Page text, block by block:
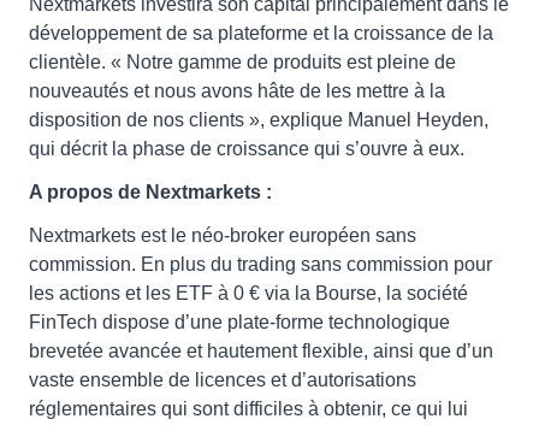
développement de sa plateforme et la croissance de la
clientèle. « Notre gamme de produits est pleine de
nouveautés et nous avons hâte de les mettre à la
disposition de nos clients », explique Manuel Heyden,
qui décrit la phase de croissance qui s’ouvre à eux.
A propos de Nextmarkets :
Nextmarkets est le néo-broker européen sans
commission. En plus du trading sans commission pour
les actions et les ETF à 0 € via la Bourse, la société
FinTech dispose d’une plate-forme technologique
brevetée avancée et hautement flexible, ainsi que d’un
vaste ensemble de licences et d’autorisations
réglementaires qui sont difficiles à obtenir, ce qui lui